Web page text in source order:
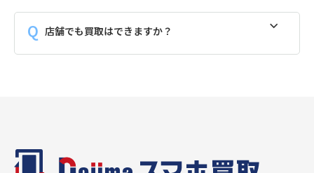
店舗でも買取はできますか？